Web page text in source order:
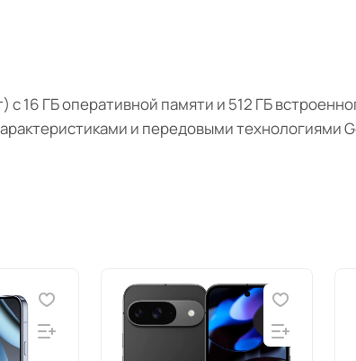
с 16 ГБ оперативной памяти и 512 ГБ
и передовыми технологиями